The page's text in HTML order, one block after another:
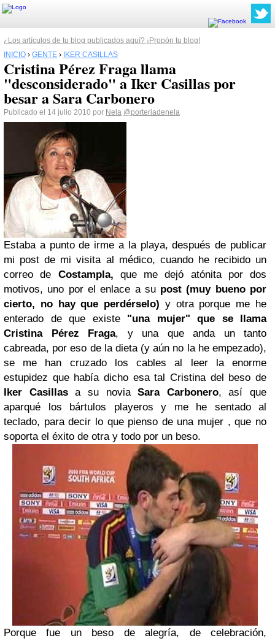
¿Los artículos de tu blog publicados aquí? ¡Propón tu blog!
INICIO › GENTE › IKER CASILLAS
Cristina Pérez Fraga llama
"desconsiderado" a Iker Casillas por
besar a Sara Carbonero
Publicado el 14 julio 2010 por Nela @porteriadenela
Estaba a punto de irme a la playa, después de publicar
mi post de mi visita al médico, cuando he recibido un
correo de Costampla, que me dejó atónita por dos
motivos, uno por el enlace a su post (muy bueno por
cierto, no hay que perdérselo) y otra porque me he
enterado de que existe "una mujer" que se llama
Cristina Pérez Fraga, y una que anda un tanto
cabreada, por eso de la dieta (y aún no la he empezado),
se me han cruzado los cables al leer la enorme
estupidez que había dicho esa tal Cristina del beso de
Iker Casillasa su noviaSara Carbonero, así que
aparqué los bártulos playeros y me he sentado al
teclado, para decir lo que pienso de una mujer , que no
soporta el éxito de otra y todo por un beso.
Porque fue un beso de alegría, de celebración,